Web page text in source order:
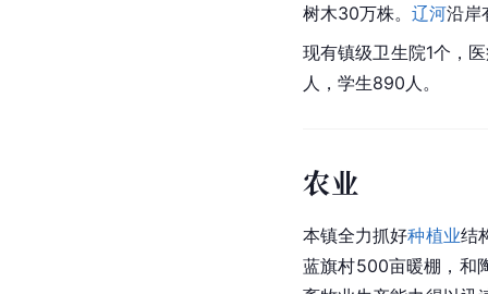
树木30万株。 辽河沿岸
现有镇级卫生院1个，
人，学生890人。
农业
本镇全力抓好种植业结
蓝旗村500亩暖棚，和